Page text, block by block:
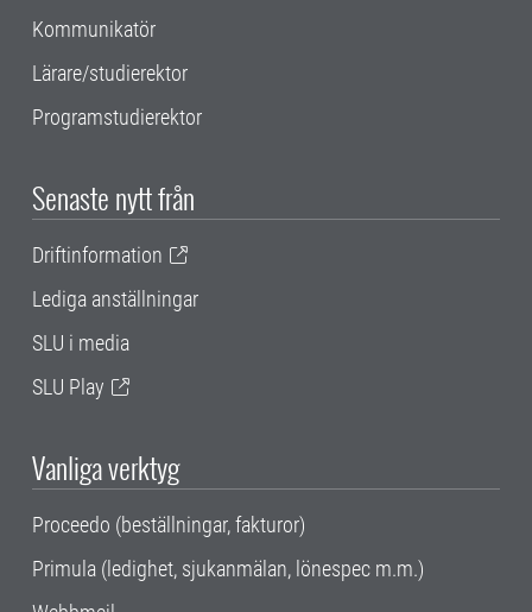
Kommunikatör
Lärare/studierektor
Programstudierektor
Senaste nytt från
Driftinformation
Lediga anställningar
SLU i media
SLU Play
Vanliga verktyg
Proceedo (beställningar, fakturor)
Primula (ledighet, sjukanmälan, lönespec m.m.)